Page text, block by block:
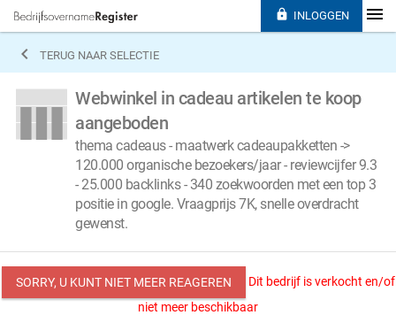
 TERUG NAAR SELECTIE
Webwinkel in cadeau artikelen te koop
aangeboden
thema cadeaus - maatwerk cadeaupakketten ->
120.000 organische bezoekers/jaar - reviewcijfer 9.3
- 25.000 backlinks - 340 zoekwoorden met een top 3
positie in google. Vraagprijs 7K, snelle overdracht
gewenst.
SORRY, U KUNT NIET MEER REAGEREN
Dit bedrijf is verkocht en/of
niet meer beschikbaar
 INLOGGEN